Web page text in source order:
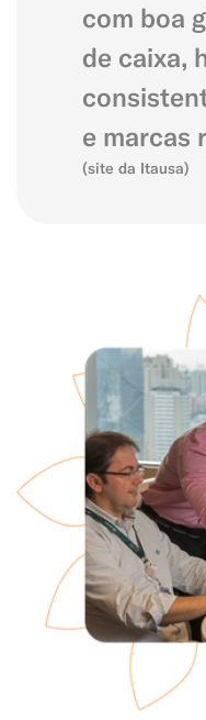
Exemplo: GLP, Liquigás,
com boa
de caixa,
e marcas
(site da Itausa)